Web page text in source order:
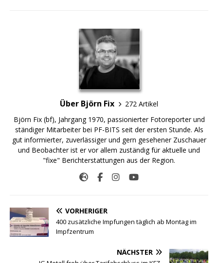
Über Björn Fix
272 Artikel
Björn Fix (bf), Jahrgang 1970, passionierter Fotoreporter und
ständiger Mitarbeiter bei PF-BITS seit der ersten Stunde. Als
gut informierter, zuverlässiger und gern gesehener Zuschauer
und Beobachter ist er vor allem zuständig für aktuelle und
"fixe" Berichterstattungen aus der Region.
VORHERIGER
400 zusätzliche Impfungen täglich ab Montag im
Impfzentrum
NÄCHSTER